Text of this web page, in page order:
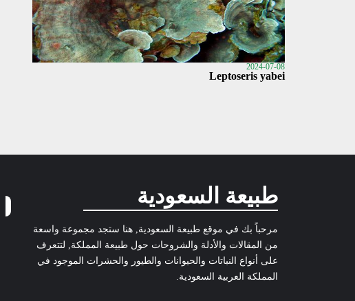
2024-07-08
Leptoseris yabei
طبيعة السعودية
مرحباً بك في موقع طبيعة السعودية, هنا ستجد مجموعة واسعة
من المقالات والأدلة والشروحات حول طبيعة المملكة, لتتعرف
على أنواع النباتات والحيوانات والطيور والحشرات الموجود في
المملكة العربية السعودية.